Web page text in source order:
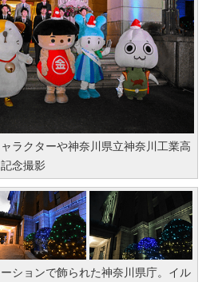
ラクターや神奈川県立神奈川工業高
念撮影
ションで飾られた神奈川県庁。イル